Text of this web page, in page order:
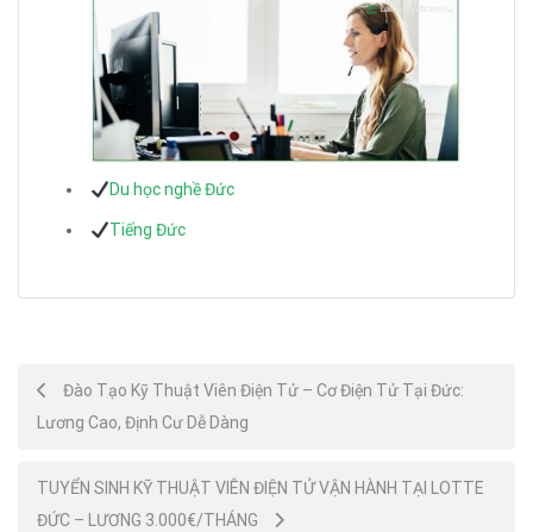
Du học nghề Đức
Tiếng Đức
Post
navigation
Đào Tạo Kỹ Thuật Viên Điện Tử – Cơ Điện Tử Tại Đức:
Lương Cao, Định Cư Dễ Dàng
TUYỂN SINH KỸ THUẬT VIÊN ĐIỆN TỬ VẬN HÀNH TẠI LOTTE
ĐỨC – LƯƠNG 3.000€/THÁNG